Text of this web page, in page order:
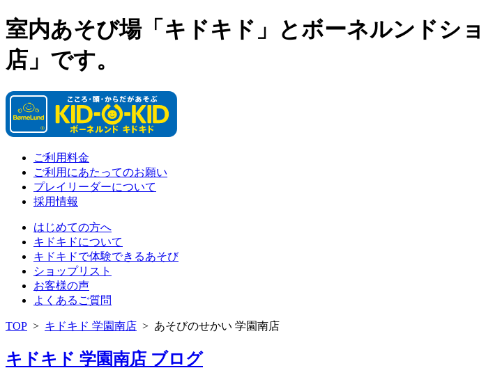
室内あそび場「キドキド」とボーネルンドシ
店」です。
ご利用料金
ご利用にあたってのお願い
プレイリーダーについて
採用情報
はじめての方へ
キドキドについて
キドキドで体験できるあそび
ショップリスト
お客様の声
よくあるご質問
TOP > キドキド 学園南店 > あそびのせかい 学園南店
キドキド 学園南店 ブログ